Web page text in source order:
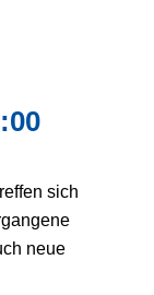
sich
neue